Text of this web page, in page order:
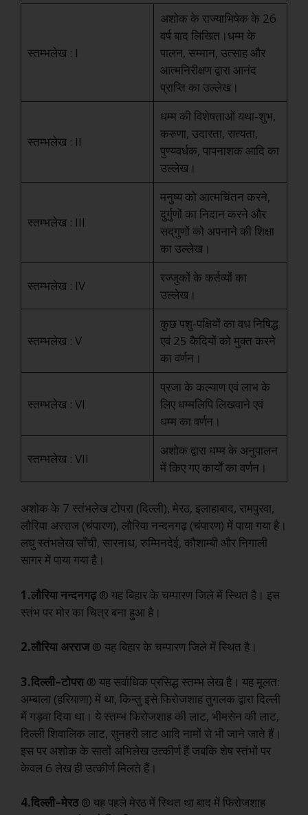
स्तम्भलेख : I
अशोक के राज्याभिषेक के 26
वर्ष बाद लिखित।धम्म के
पालन, सम्मान, उत्साह और
आत्मनिरीक्षण द्वारा आनंद
प्राप्ति का उल्लेख।
स्तम्भलेख : II
धम्म की विशेषताओं यथा-शुभ,
करुणा, उदारता, सत्यता,
पुण्यवर्धक, पापनाशक आदि का
उल्लेख।
स्तम्भलेख : III
मनुष्य को आत्मचिंतन करने,
दुर्गुणों का निदान करने और
सद्‌गुणों को अपनाने की शिक्षा
का उल्लेख।
स्तम्भलेख : IV
रज्जुकों के कर्तव्यों का
उल्लेख।
स्तम्भलेख : V
कुछ पशु-पक्षियों का वध निषिद्ध
एवं 25 कैदियों को मुक्त करने
का वर्णन।
स्तम्भलेख : VI
प्रजा के कल्याण एवं लाभ के
लिए धम्मलिपि लिखवाने एवं
धम्म का वर्णन।
स्तम्भलेख : VII
अशोक द्वारा धम्म के अनुपालन
में किए गए कार्यों का वर्णन।
अशोक के 7 स्तंभलेख टोपरा (दिल्ली), मेरठ, इलाहाबाद, रामपुरवा,
लौरिया अरराज (चंपारण), लौरिया नन्दनगढ़ (चंपारण) में पाया गया है।
लघु स्तंभलेख साँची, सारनाथ, रुम्मिनदेई, कौशाम्बी और निगाली
सागर में पाया गया है।
1.लौरियानन्दनगढ़® यह बिहार के चम्पारण जिले में स्थित है। इस
स्तंभ पर मोर का चित्र बना हुआ है।
2.लौरिया अरराज® यह बिहार के चम्पारण जिले में स्थित है।
3.दिल्ली–टोपरा® यह सर्वाधिक प्रसिद्ध स्तम्भ लेख है। यह मूलत:
अम्बाला (हरियाणा) में था, किन्तु इसे फिरोजशाह तुगलक द्वारा दिल्ली
में गड़वा दिया था। ये स्तम्भ फिरोजशाह की लाट, भीमसेन की लाट,
दिल्ली शिवालिक लाट, सुनहरी लाट आदि नामों से भी जाने जाते हैं।
इस पर अशोक के सातों अभिलेख उत्कीर्ण हैं जबकि शेष स्तंभों पर
केवल 6 लेख ही उत्कीर्ण मिलते हैं।
4.दिल्ली–मेरठ® यह पहले मेरठ में स्थित था बाद में फिरोजशाह